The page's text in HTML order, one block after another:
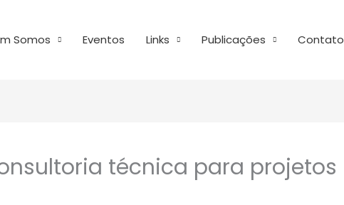
Somos Eventos Links Publicações Contato
técnica para projetos